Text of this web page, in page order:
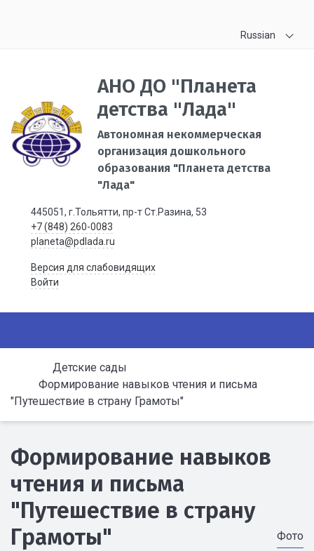
Russian
АНО ДО "Планета
детства "Лада"
Автономная некоммерческая
организация дошкольного
образования "Планета детства
"Лада"
445051, г.Тольятти, пр-т Ст.Разина, 53
+7 (848) 260-0083
planeta@pdlada.ru
Версия для слабовидящих
Войти
Детские сады
Формирование навыков чтения и письма
"Путешествие в страну Грамоты"
Формирование навыков
чтения и письма
"Путешествие в страну
Грамоты"
Фото